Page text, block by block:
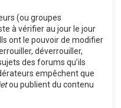
(ou groupes
à vérifier au jour le jour
ont le pouvoir de modifier
déverrouiller,
des forums qu’ils
empêchent que
ou publient du contenu